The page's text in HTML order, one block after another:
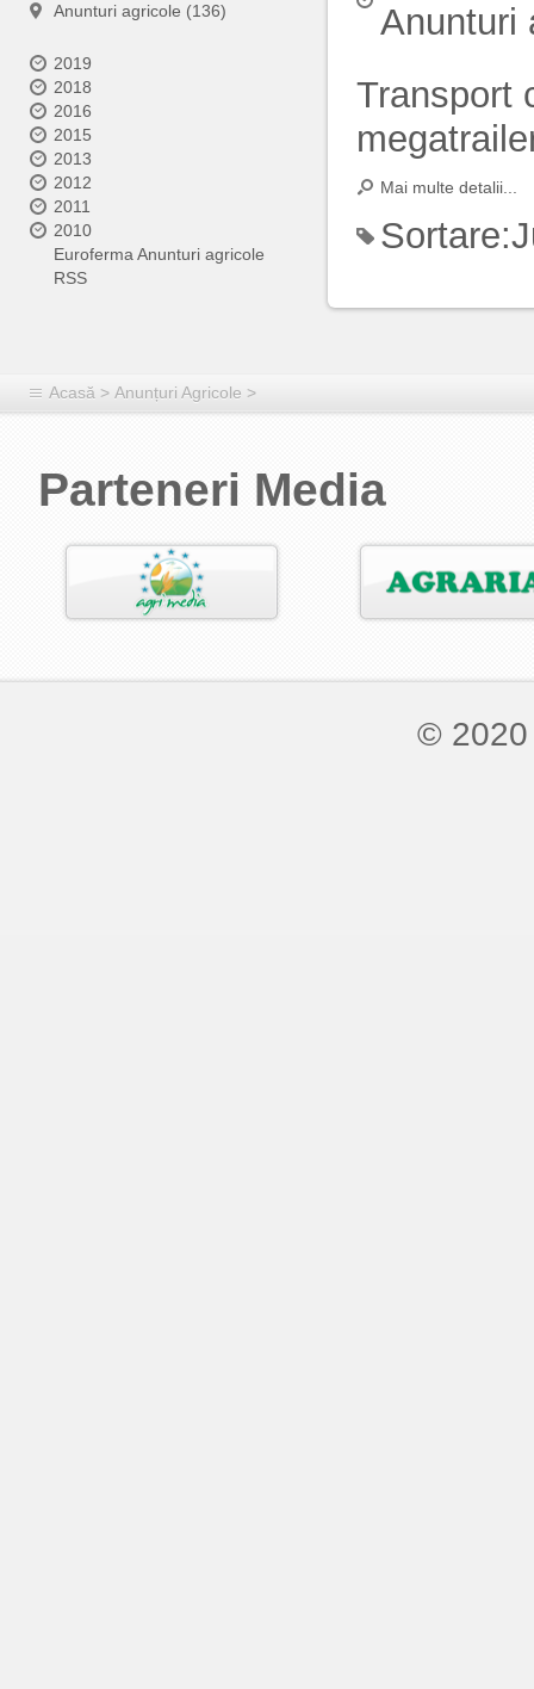
Anunturi agricole (136)
2019
2018
2016
2015
2013
2012
2011
2010
Euroferma Anunturi agricole
RSS
Anunturi
Transport
Mai multe detalii...
Sortare:
Acasă > Anunțuri Agricole >
Parteneri Media
©